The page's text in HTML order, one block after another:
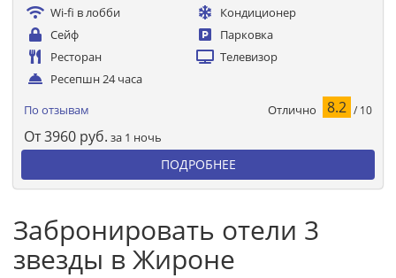
Wi-fi в лобби
Кондиционер
Сейф
Парковка
Ресторан
Телевизор
Ресепшн 24 часа
По отзывам Отлично 8.2 / 10
От3960 руб. за 1 ночь
ПОДРОБНЕЕ
Забронировать отели 3
звезды в Жироне